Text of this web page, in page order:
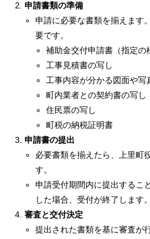
申請書類の準備
申請に必要な書類を揃えます
要です。
補助金交付申請書（指定の
工事見積書の写し
工事内容が分かる図面や写
町内業者との契約書の写し
住民票の写し
町税の納税証明書
申請書の提出
必要書類を揃えたら、上里町
す。
申請受付期間内に提出するこ
した場合、受付が終了します。
審査と交付決定
提出された書類を基に審査が